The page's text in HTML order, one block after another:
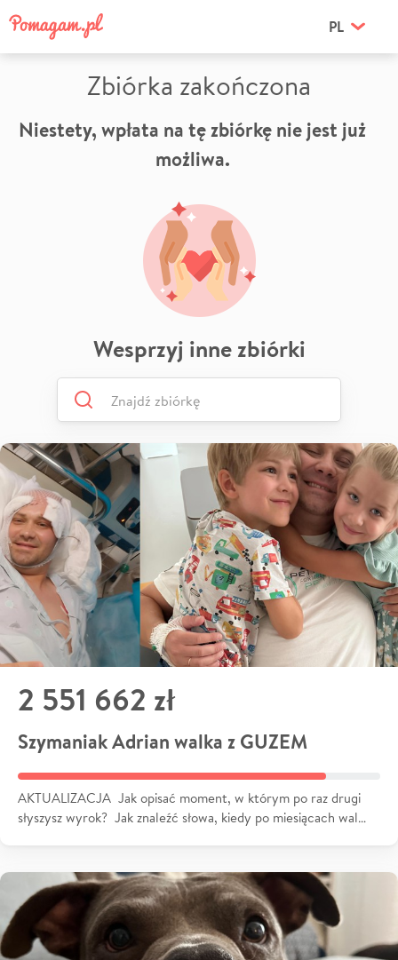
PL
Zbiórka zakończona
Niestety, wpłata na tę zbiórkę nie jest już
możliwa.
Wesprzyj inne zbiórki
2 551 662 zł
Szymaniak Adrian walka z GUZEM
AKTUALIZACJA Jak opisać moment, w którym po raz drugi
słyszysz wyrok? Jak znaleźć słowa, kiedy po miesiącach wal…